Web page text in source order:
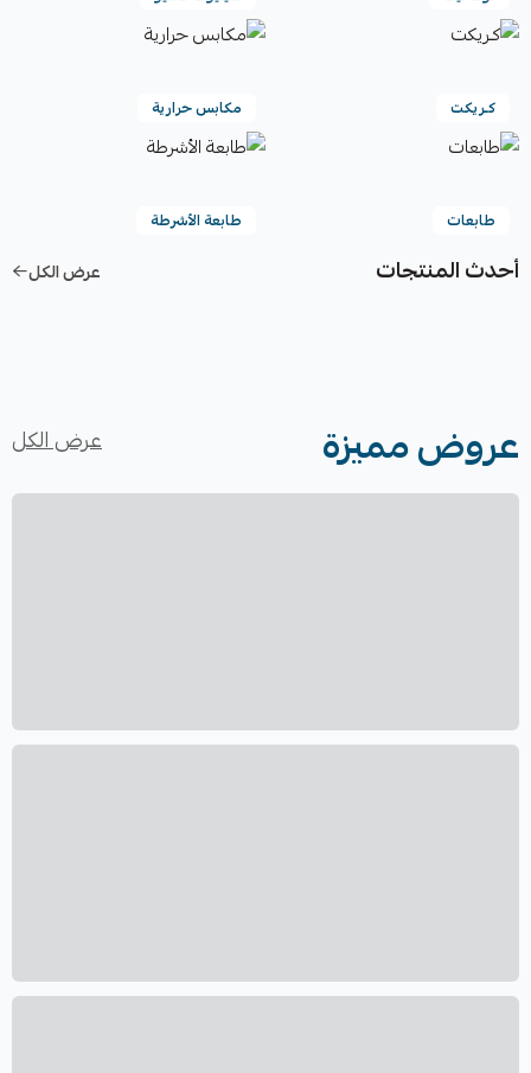
كـريكت مكابس حرارية
طابعات طابعة الأشرطة
أحدث المنتجات عرض الكل
عروض مميزة عرض الكل